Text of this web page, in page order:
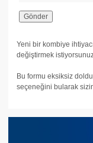
Yeni bir kombiye
değiştirmek
Bu formu eksiksiz
seçeneğini bularak